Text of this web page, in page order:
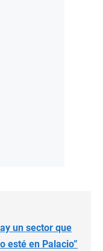
un sector que
esté en Palacio”